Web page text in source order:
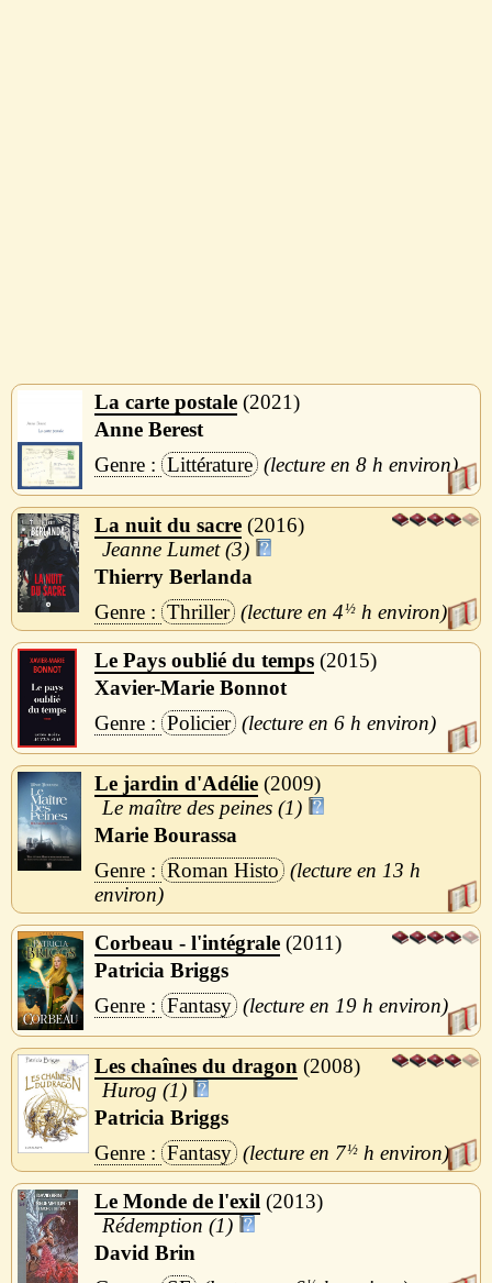
La carte postale 2021
Anne Berest
Littérature
8 h
La nuit du sacre 2016
Jeanne Lumet (3)
Thierry Berlanda
Thriller
4½ h
Le Pays oublié du temps 2015
Xavier-Marie Bonnot
Policier
6 h
Le jardin d'Adélie 2009
Le maître des peines (1)
Marie Bourassa
Roman Histo
13 h
Corbeau - l'intégrale 2011
Patricia Briggs
Fantasy
19 h
Les chaînes du dragon
2008
Hurog (1)
Patricia Briggs
Fantasy
7½ h
Le Monde de l'exil
2013
Rédemption (1)
David Brin